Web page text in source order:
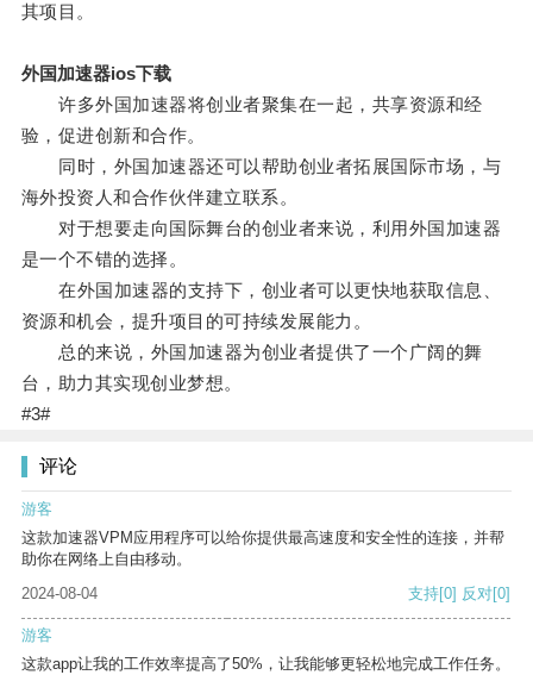
其项目。
外国加速器ios下载
许多外国加速器将创业者聚集在一起，共享资源和经
验，促进创新和合作。
同时，外国加速器还可以帮助创业者拓展国际市场，与
海外投资人和合作伙伴建立联系。
对于想要走向国际舞台的创业者来说，利用外国加速器
是一个不错的选择。
在外国加速器的支持下，创业者可以更快地获取信息、
资源和机会，提升项目的可持续发展能力。
总的来说，外国加速器为创业者提供了一个广阔的舞
台，助力其实现创业梦想。
#3#
评论
游客
这款加速器VPM应用程序可以给你提供最高速度和安全性的连接，并帮
助你在网络上自由移动。
2024-08-04
支持[0] 反对[0]
游客
这款app让我的工作效率提高了50%，让我能够更轻松地完成工作任务。